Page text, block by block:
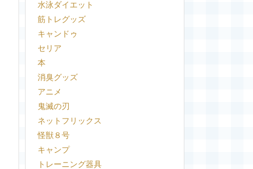
水泳ダイエット
筋トレグッズ
キャンドゥ
セリア
本
消臭グッズ
アニメ
鬼滅の刃
ネットフリックス
怪獣８号
キャンプ
トレーニング器具